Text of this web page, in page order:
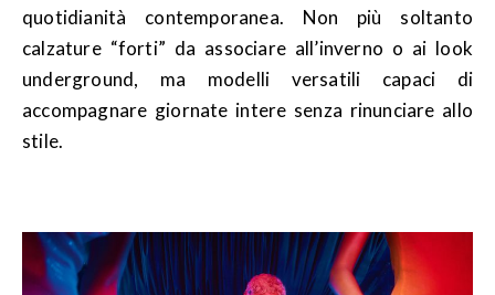
quotidianità contemporanea. Non più soltanto
calzature “forti” da associare all’inverno o ai look
underground, ma modelli versatili capaci di
accompagnare giornate intere senza rinunciare allo
stile.